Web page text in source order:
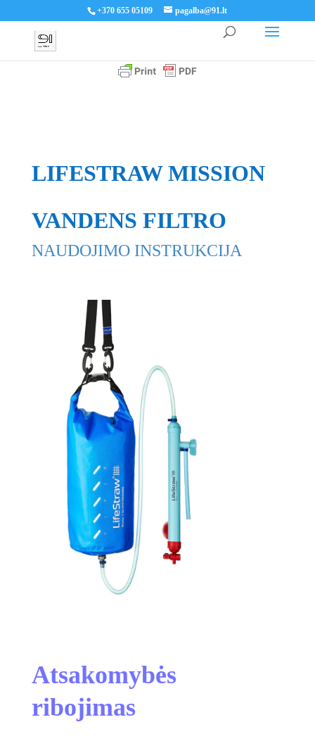
+370 655 05109 pagalba@91.lt
LIFESTRAW MISSION
VANDENS FILTRO
NAUDOJIMO INSTRUKCIJA
Domina ši sistema? Aplankykite
Atsakomybės
ribojimas